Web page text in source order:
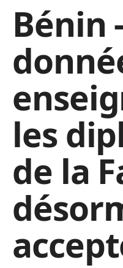
Bénin
les
de la